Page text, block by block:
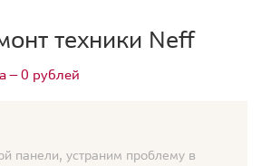
техники Neff
— 0 рублей
панели, устраним проблему в